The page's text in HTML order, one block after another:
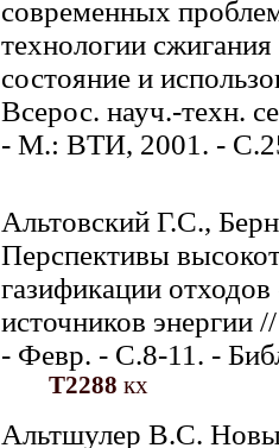
современных
технологии
состояние и
Всерос. науч.-техн.
- М.: ВТИ, 2001. -
Альтовский Г.С.,
Перспективы
газификации
источников энергии
- Февр. - С.8-11. -
Т2288 кх
Альтшулер В.С.